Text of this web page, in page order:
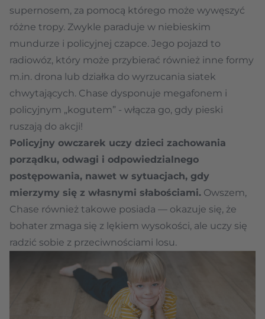
supernosem, za pomocą którego może wywęszyć
różne tropy. Zwykle paraduje w niebieskim
mundurze i policyjnej czapce. Jego pojazd to
radiowóz, który może przybierać również inne formy
m.in. drona lub działka do wyrzucania siatek
chwytających. Chase dysponuje megafonem i
policyjnym „kogutem” - włącza go, gdy pieski
ruszają do akcji!
Policyjny owczarek uczy dzieci zachowania
porządku, odwagi i odpowiedzialnego
postępowania, nawet w sytuacjach, gdy
mierzymy się z własnymi słabościami. Owszem,
Chase również takowe posiada — okazuje się, że
bohater zmaga się z lękiem wysokości, ale uczy się
radzić sobie z przeciwnościami losu.